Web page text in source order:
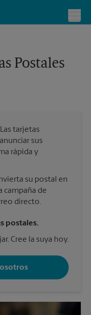
Postales
tarjetas
sus
rápida y
su postal en
campaña de
directo.
postales.
Cree la suya hoy.